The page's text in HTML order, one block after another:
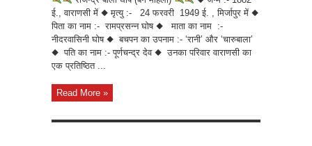
ई., वाराणसी में ◆ मृत्यु :- 24 फरवरी 1949 ई. , मिर्जापुर में ◆
पिता का नाम :- रामप्रसन्न घोष ◆ माता का नाम :-
नीदरवासिनी घोष ◆ बचपन का उपनाम :- ‘रानी’ और ‘चारुबाला’
◆ पति का नाम :- पूर्णचन्द्र देव ◆ उनका परिवार वाराणसी का
एक प्रतिष्ठित ...
Read More »